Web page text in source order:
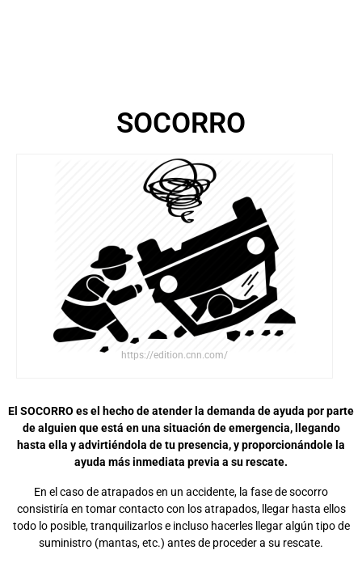
SOCORRO
https://edition.cnn.com/
El SOCORRO es el hecho de atender la demanda de ayuda por parte
de alguien que está en una situación de emergencia, llegando
hasta ella y advirtiéndola de tu presencia, y proporcionándole la
ayuda más inmediata previa a su rescate.
En el caso de atrapados en un accidente, la fase de socorro
consistiría en tomar contacto con los atrapados, llegar hasta ellos
todo lo posible, tranquilizarlos e incluso hacerles llegar algún tipo de
suministro (mantas, etc.) antes de proceder a su rescate.